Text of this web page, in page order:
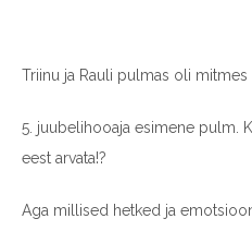
Triinu ja Rauli pulmas oli mitmes
5. juubelihooaja esimene pulm.
eest arvata!?
Aga millised hetked ja